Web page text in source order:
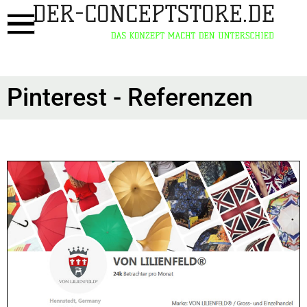
Pinterest - Referenzen